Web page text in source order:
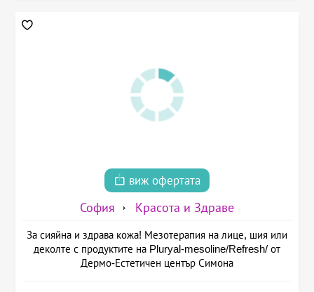
виж офертата
София Красота и Здраве
За сияйна и здрава кожа! Мезотерапия на лице, шия или
деколте с продуктите на Pluryal-mesoline/Refresh/ от
Дермо-Естетичен център Симона